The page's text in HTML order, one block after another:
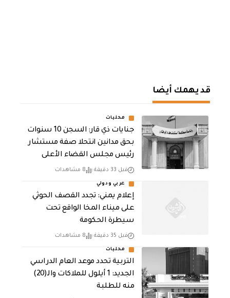
قد يهمك أيضا
محليات
جنايات ذي قار: السجن 10 سنوات
بحق مدانين انتحلا صفة مستشار
رئيس مجلس القضاء الأعلى
قبل 33 دقيقة 8 مشاهدات
عربي ودولي
إعلام يمني: تجدد القصف الحوثي
على ميناء المخا الواقع تحت
سيطرة الحكومة
قبل 35 دقيقة 8 مشاهدات
محليات
التربية تحدد موعد العام الدراسي
الجديد: 1 أيلول للملاكات والـ(20)
منه للطلبة